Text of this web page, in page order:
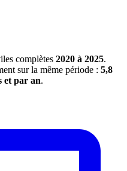
complètes 2020 à 2025.
sur la même période : 5,8
et par an.